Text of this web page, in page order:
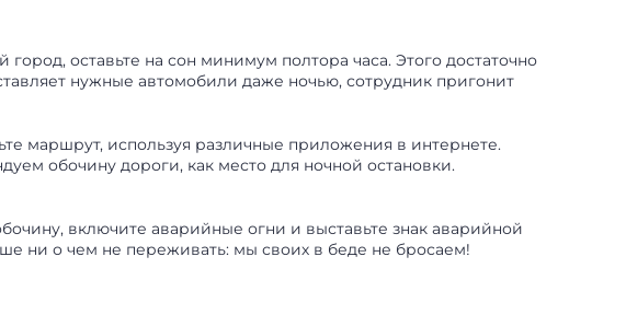
оставьте на сон минимум полтора часа. Этого достаточно
нужные автомобили даже ночью, сотрудник пригонит
маршрут, используя различные приложения в интернете.
обочину дороги, как место для ночной остановки.
включите аварийные огни и выставьте знак аварийной
ни о чем не переживать: мы своих в беде не бросаем!